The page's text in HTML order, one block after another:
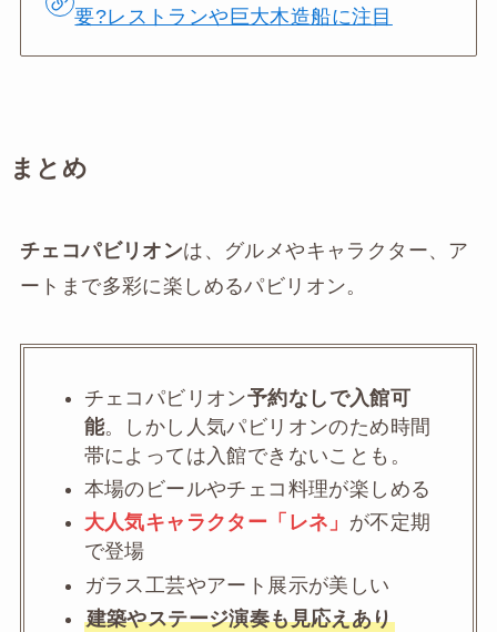
要?レストランや巨大木造船に注目
まとめ
チェコパビリオンは、グルメやキャラクター、ア
ートまで多彩に楽しめるパビリオン。
チェコパビリオン予約なしで入館可
能。しかし人気パビリオンのため時間
帯によっては入館できないことも。
本場のビールやチェコ料理が楽しめる
大人気キャラクター「レネ」 が不定期
で登場
ガラス工芸やアート展示が美しい
建築やステージ演奏も見応えあり